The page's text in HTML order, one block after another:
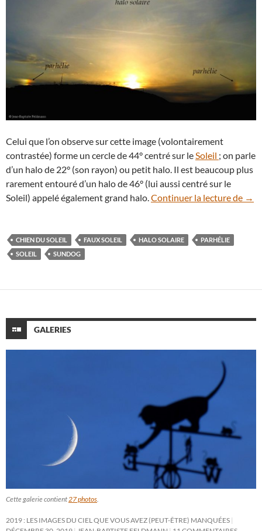
Celui que l’on observe sur cette image (volontairement
contrastée) forme un cercle de 44° centré sur leSoleil ; on parle
d’un halo de 22° (son rayon) ou petit halo. Il est beaucoup plus
rarement entouré d’un halo de 46° (lui aussi centré sur le
Soleil) appelé également grand halo.Continuer la lecture de →
CHIEN DU SOLEIL FAUX SOLEIL HALO SOLAIRE
PARHÉLIE
SOLEIL
SUNDOG
GALERIES
Cette galerie contient27 photos.
2019 : LES IMAGES DU CIEL QUE VOUS AVEZ (PEUT-ÊTRE) MANQUÉES